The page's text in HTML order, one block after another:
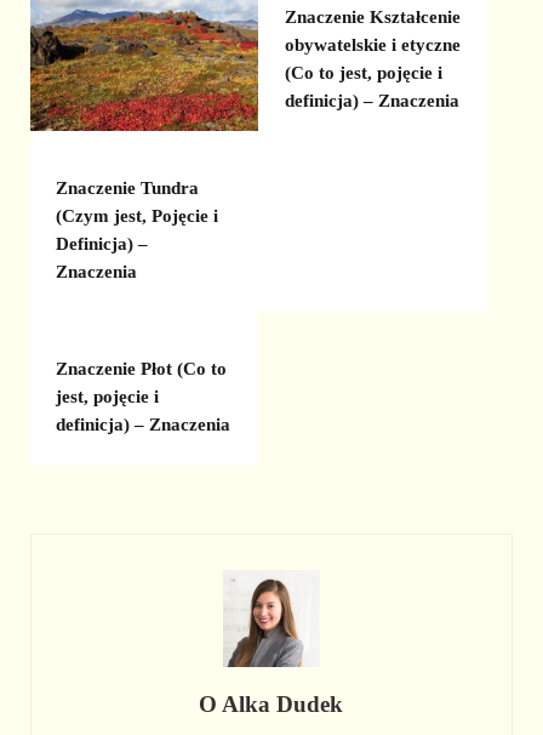
Znaczenie Tundra
(Czym jest, Pojęcie i
Definicja) –
Znaczenia
Znaczenie Kształcenie
obywatelskie i etyczne
(Co to jest, pojęcie i
definicja) – Znaczenia
Znaczenie Płot (Co to
jest, pojęcie i
definicja) – Znaczenia
O Alka Dudek